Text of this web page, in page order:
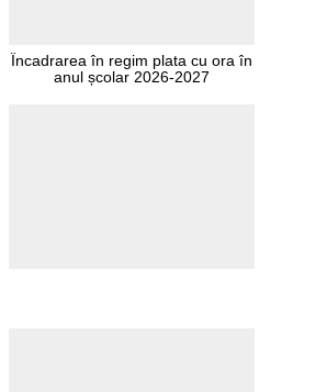
Încadrarea în regim plata cu ora în
anul școlar 2026-2027